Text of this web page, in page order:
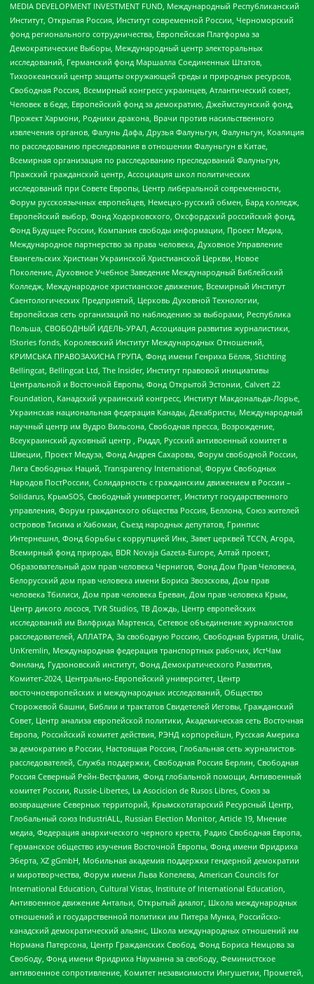
MEDIA DEVELOPMENT INVESTMENT FUND, Международный Республиканский
Институт, Открытая Россия, Институт современной России, Черноморский
фонд регионального сотрудничества, Европейская Платформа за
Демократические Выборы, Международный центр электоральных
исследований, Германский фонд Маршалла Соединенных Штатов,
Тихоокеанский центр защиты окружающей среды и природных ресурсов,
Свободная Россия, Всемирный конгресс украинцев, Атлантический совет,
Человек в беде, Европейский фонд за демократию, Джеймстаунский фонд,
Прожект Хармони, Родники дракона, Врачи против насильственного
извлечения органов, Фалунь Дафа, Друзья Фалуньгун, Фалуньгун, Коалиция
по расследованию преследования в отношении Фалуньгун в Китае,
Всемирная организация по расследованию преследований Фалуньгун,
Пражский гражданский центр, Ассоциация школ политических
исследований при Совете Европы, Центр либеральной современности,
Форум русскоязычных европейцев, Немецко-русский обмен, Бард колледж,
Европейский выбор, Фонд Ходорковского, Оксфордский российский фонд,
Фонд Будущее России, Компания свободы информации, Проект Медиа,
Международное партнерство за права человека, Духовное Управление
Евангельских Христиан Украинской Христианской Церкви, Новое
Поколение, Духовное Учебное Заведение Международный Библейский
Колледж, Международное христианское движение, Всемирный Институт
Саентологических Предприятий, Церковь Духовной Технологии,
Европейская сеть организаций по наблюдению за выборами, Республика
Польша, СВОБОДНЫЙ ИДЕЛЬ-УРАЛ, Ассоциация развития журналистики,
IStories fonds, Королевский Институт Международных Отношений,
КРИМСЬКА ПРАВОЗАХИСНА ГРУПА, Фонд имени Генриха Бёлля, Stichting
Bellingcat, Bellingcat Ltd, The Insider, Институт правовой инициативы
Центральной и Восточной Европы, Фонд Открытой Эстонии, Calvert 22
Foundation, Канадский украинский конгресс, Институт Макдональда-Лорье,
Украинская национальная федерация Канады, Декабристы, Международный
научный центр им Вудро Вильсона, Свободная пресса, Возрождение,
Всеукраинский духовный центр , Риддл, Русский антивоенный комитет в
Швеции, Проект Медуза, Фонд Андрея Сахарова, Форум свободной России,
Лига Свободных Наций, Transparеncy International, Форум Свободных
Народов ПостРоссии, Солидарность с гражданским движением в России –
Solidarus, КрымSOS, Свободный университет, Институт государственного
управления, Форум гражданского общества Россия, Беллона, Союз жителей
островов Тисима и Хабомаи, Съезд народных депутатов, Гринпис
Интернешнл, Фонд борьбы с коррупцией Инк, Завет церквей TCCN, Агора,
Всемирный фонд природы, BDR Novaja Gazeta-Europe, Алтай проект,
Образовательный дом прав человека Чернигов, Фонд Дом Прав Человека,
Белорусский дом прав человека имени Бориса Звозскова, Дом прав
человека Тбилиси, Дом прав человека Ереван, Дом прав человека Крым,
Центр дикого лосося, TVR Studios, ТВ Дождь, Центр европейских
исследований им Вилфрида Мартенса, Сетевое объединение журналистов
расследователей, АЛЛАТРА, За свободную Россию, Свободная Бурятия, Uralic,
UnKremlin, Международная федерация транспортных рабочих, ИстЧам
Финланд, Гудзоновский институт, Фонд Демократического Развития,
Комитет-2024, Центрально-Европейский университет, Центр
восточноевропейских и международных исследований, Общество
Сторожевой башни, Библии и трактатов Свидетелей Иеговы, Гражданский
Совет, Центр анализа европейской политики, Академическая сеть Восточная
Европа, Российский комитет действия, РЭНД корпорейшн, Русская Америка
за демократию в России, Настоящая Россия, Глобальная сеть журналистов-
расследователей, Служба поддержки, Свободная Россия Берлин, Свободная
Россия Северный Рейн-Вестфалия, Фонд глобальной помощи, Антивоенный
комитет России, Russie-Libertes, La Asocicion de Rusos Libres, Союз за
возвращение Северных территорий, Крымскотатарский Ресурсный Центр,
Глобальный союз IndustriALL, Russian Election Monitor, Article 19, Мнение
медиа, Федерация анархического черного креста, Радио Свободная Европа,
Германское общество изучения Восточной Европы, Фонд имени Фридриха
Эберта, XZ gGmbH, Мобильная академия поддержки гендерной демократии
и миротворчества, Форум имени Льва Копелева, American Councils for
International Education, Cultural Vistas, Institute of International Education,
Антивоенное движение Антальи, Открытый диалог, Школа международных
отношений и государственной политики им Питера Мунка, Российско-
канадский демократический альянс, Школа международных отношений им
Нормана Патерсона, Центр Гражданских Свобод, Фонд Бориса Немцова за
Свободу, Фонд имени Фридриха Науманна за свободу, Феминистское
антивоенное сопротивление, Комитет независимости Ингушетии, Прометей,